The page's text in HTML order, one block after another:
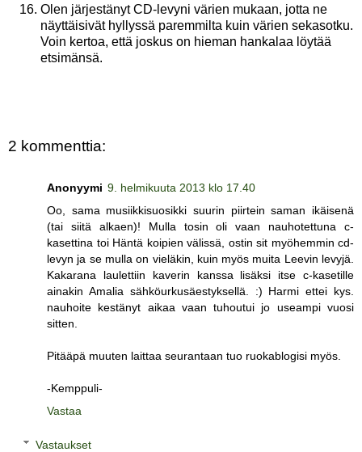
Olen järjestänyt CD-levyni värien mukaan, jotta ne
näyttäisivät hyllyssä paremmilta kuin värien sekasotku.
Voin kertoa, että joskus on hieman hankalaa löytää
etsimänsä.
2 kommenttia:
Anonyymi 9. helmikuuta 2013 klo 17.40
Oo, sama musiikkisuosikki suurin piirtein saman ikäisenä
(tai siitä alkaen)! Mulla tosin oli vaan nauhotettuna c-
kasettina toi Häntä koipien välissä, ostin sit myöhemmin cd-
levyn ja se mulla on vieläkin, kuin myös muita Leevin levyjä.
Kakarana laulettiin kaverin kanssa lisäksi itse c-kasetille
ainakin Amalia sähköurkusäestyksellä. :) Harmi ettei kys.
nauhoite kestänyt aikaa vaan tuhoutui jo useampi vuosi
sitten.
Pitääpä muuten laittaa seurantaan tuo ruokablogisi myös.
-Kemppuli-
Vastaa
Vastaukset